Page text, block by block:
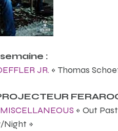
:
JR. « Thomas
« Out
Night »